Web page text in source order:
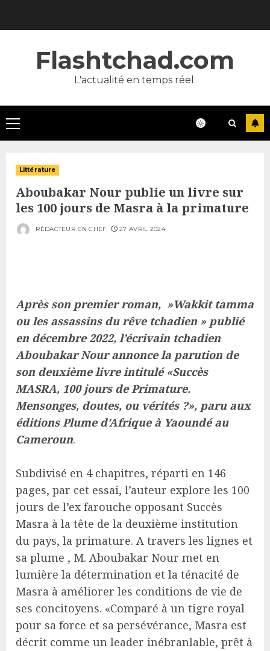
Flashtchad.com
L'actualité en temps réel.
Primary
Menu
Littérature
Aboubakar Nour publie un livre sur
les 100 jours de Masra à la primature
RÉDACTEUR EN CHEF 27 AVRIL 2024
Après son premier roman, »Wakkit tamma
ou les assassins du rêve tchadien » publié
en décembre 2022, l’écrivain tchadien
Aboubakar Nour annonce la parution de
son deuxième livre intitulé «Succès
MASRA, 100 jours de Primature.
Mensonges, doutes, ou vérités ?», paru aux
éditions Plume d’Afrique à Yaoundé au
Cameroun.
Subdivisé en 4 chapitres, réparti en 146
pages, par cet essai, l’auteur explore les 100
jours de l’ex farouche opposant Succès
Masra à la tête de la deuxième institution
du pays, la primature. A travers les lignes et
sa plume , M. Aboubakar Nour met en
lumière la détermination et la ténacité de
Masra à améliorer les conditions de vie de
ses concitoyens. «Comparé à un tigre royal
pour sa force et sa persévérance, Masra est
décrit comme un leader inébranlable, prêt à